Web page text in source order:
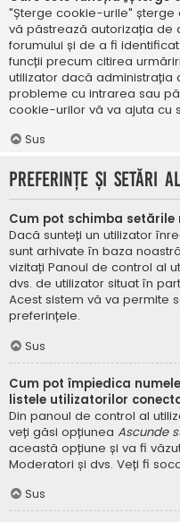
"Șterge cookie-urile"
vă păstrează autorizația de
forumului și de a fi
funcții precum citirea
utilizator dacă administrația
probleme cu intrarea sau
cookie-urilor vă va ajuta cu
Sus
Preferințe și setări
Cum pot schimba setările
Dacă sunteți un utilizator
sunt arhivate în baza
vizitați Panoul de control al
dvs. de utilizator situat în
Acest sistem vă va permite
preferințele.
Sus
Cum pot împiedica
listele utilizatorilor
Din panoul de control al
veți găsi opțiunea Ascunde
această opțiune și va fi
Moderatori și dvs. Veți fi
Sus